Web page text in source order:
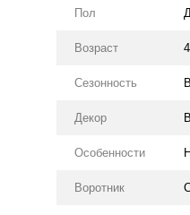
Пол
Возраст
Сезонность
Декор
Особенности
Воротник